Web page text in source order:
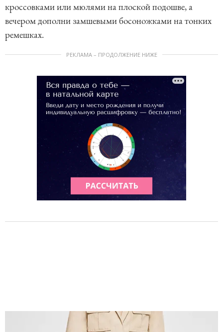
кроссовками или мюлями на плоской подошве, а
вечером дополни замшевыми босоножками на тонких
ремешках.
РЕКЛАМА – ПРОДОЛЖЕНИЕ НИЖЕ